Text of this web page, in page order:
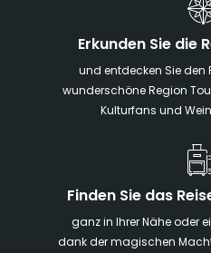
Erkunden Sie die
und entdecken Sie den
wunderschöne Region
Kulturfans und
Finden Sie das
ganz in Ihrer Nähe oder
dank der magischen